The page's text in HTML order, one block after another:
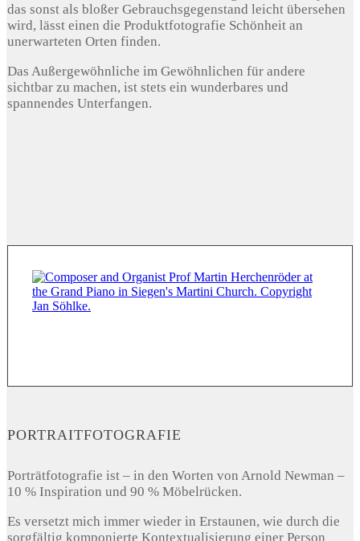
das sonst als bloßer Gebrauchsgegenstand leicht übersehen
wird, lässt einen die Produktfotografie Schönheit an
unerwarteten Orten finden.
Das Außergewöhnliche im Gewöhnlichen für andere
sichtbar zu machen, ist stets ein wunderbares und
spannendes Unterfangen.
PORTRAITFOTOGRAFIE
Porträtfotografie ist – in den Worten von Arnold Newman –
10 % Inspiration und 90 % Möbelrücken.
Es versetzt mich immer wieder in Erstaunen, wie durch die
sorgfältig komponierte Kontextualisierung einer Person